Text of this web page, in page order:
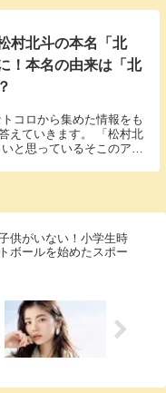
村北斗の本名「北
！本名の由来は「北
コロから集めた情報をも
えていきます。 「松村北
と思っているそこのアナ
供がいない！小学生時
ボールを始めたスポー